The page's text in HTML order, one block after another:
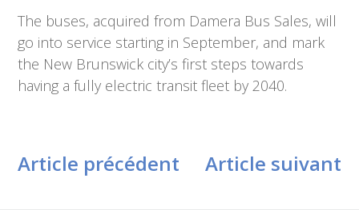
The buses, acquired from Damera Bus Sales, will
go into service starting in September, and mark
the New Brunswick city’s first steps towards
having a fully electric transit fleet by 2040.
Article précédent Article suivant